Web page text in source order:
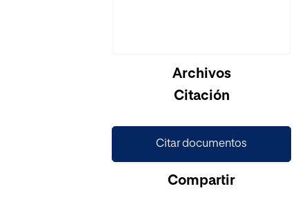
Archivos
Citación
Citar documentos
Compartir